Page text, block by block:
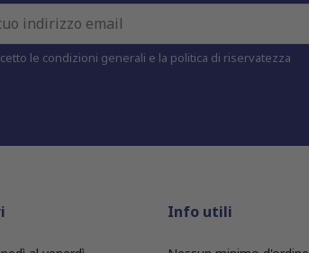
le condizioni generali e la politica di riservatezza
Info utili